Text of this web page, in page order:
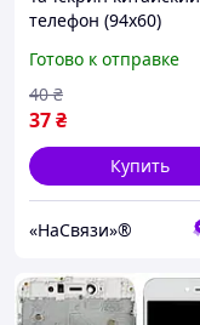
телефон (94х60)
Готово к отправке
37₴
40 ₴
Купить
«НаСвязи»®